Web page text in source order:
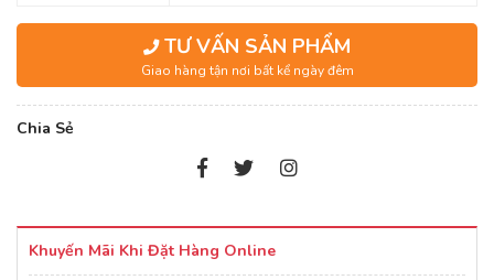
TƯ VẤN SẢN PHẨM
Giao hàng tận nơi bất kể ngày đêm
Chia Sẻ
Khuyến Mãi Khi Đặt Hàng Online